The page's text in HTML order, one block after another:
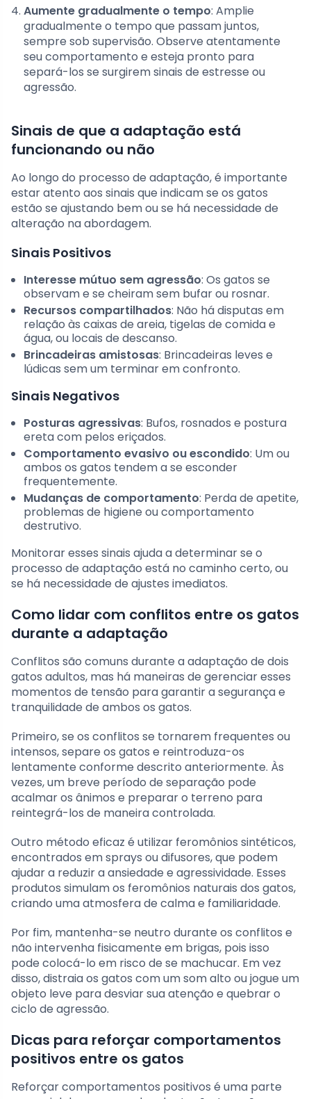
Aumente gradualmente o tempo: Amplie
gradualmente o tempo que passam juntos,
sempre sob supervisão. Observe atentamente
seu comportamento e esteja pronto para
separá-los se surgirem sinais de estresse ou
agressão.
Sinais de que a adaptação está
funcionando ou não
Ao longo do processo de adaptação, é importante
estar atento aos sinais que indicam se os gatos
estão se ajustando bem ou se há necessidade de
alteração na abordagem.
Sinais Positivos
Interesse mútuo sem agressão: Os gatos se
observam e se cheiram sem bufar ou rosnar.
Recursos compartilhados: Não há disputas em
relação às caixas de areia, tigelas de comida e
água, ou locais de descanso.
Brincadeiras amistosas: Brincadeiras leves e
lúdicas sem um terminar em confronto.
Sinais Negativos
Posturas agressivas: Bufos, rosnados e postura
ereta com pelos eriçados.
Comportamento evasivo ou escondido: Um ou
ambos os gatos tendem a se esconder
frequentemente.
Mudanças de comportamento: Perda de apetite,
problemas de higiene ou comportamento
destrutivo.
Monitorar esses sinais ajuda a determinar se o
processo de adaptação está no caminho certo, ou
se há necessidade de ajustes imediatos.
Como lidar com conflitos entre os gatos
durante a adaptação
Conflitos são comuns durante a adaptação de dois
gatos adultos, mas há maneiras de gerenciar esses
momentos de tensão para garantir a segurança e
tranquilidade de ambos os gatos.
Primeiro, se os conflitos se tornarem frequentes ou
intensos, separe os gatos e reintroduza-os
lentamente conforme descrito anteriormente. Às
vezes, um breve período de separação pode
acalmar os ânimos e preparar o terreno para
reintegrá-los de maneira controlada.
Outro método eficaz é utilizar feromônios sintéticos,
encontrados em sprays ou difusores, que podem
ajudar a reduzir a ansiedade e agressividade. Esses
produtos simulam os feromônios naturais dos gatos,
criando uma atmosfera de calma e familiaridade.
Por fim, mantenha-se neutro durante os conflitos e
não intervenha fisicamente em brigas, pois isso
pode colocá-lo em risco de se machucar. Em vez
disso, distraia os gatos com um som alto ou jogue um
objeto leve para desviar sua atenção e quebrar o
ciclo de agressão.
Dicas para reforçar comportamentos
positivos entre os gatos
Reforçar comportamentos positivos é uma parte